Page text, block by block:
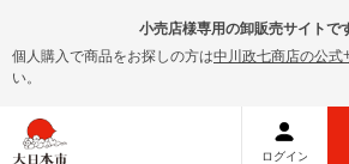
小売店様専用の卸販売サイトで
個人購入で商品をお探しの方は中川政七商店の公式
い。